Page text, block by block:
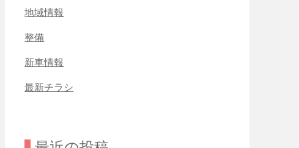
地域情報
整備
新車情報
最新チラシ